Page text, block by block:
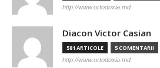
http://www.ortodoxia.md
Diacon Victor Casian
581 ARTICOLE 5 COMENTARII
http://www.ortodoxia.md